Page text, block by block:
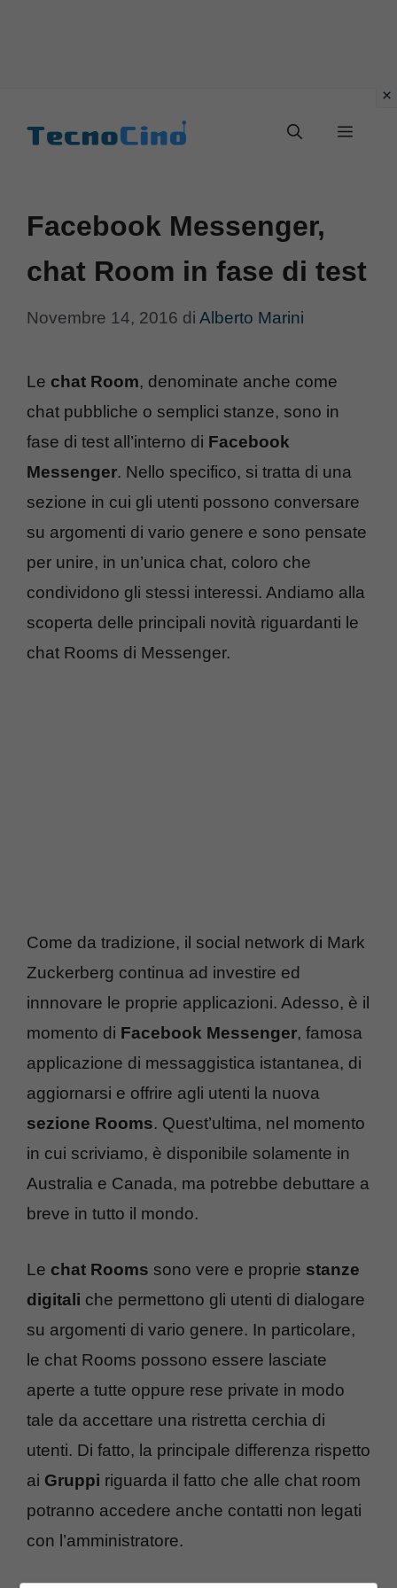
Menu
Facebook Messenger,
chat Room in fase di test
Novembre 14, 2016 di Alberto Marini
Le chat Room, denominate anche come
chat pubbliche o semplici stanze, sono in
fase di test all’interno di Facebook
Messenger. Nello specifico, si tratta di una
sezione in cui gli utenti possono conversare
su argomenti di vario genere e sono pensate
per unire, in un’unica chat, coloro che
condividono gli stessi interessi. Andiamo alla
scoperta delle principali novità riguardanti le
chat Rooms di Messenger.
Come da tradizione, il social network di Mark
Zuckerberg continua ad investire ed
innnovare le proprie applicazioni. Adesso, è il
momento di Facebook Messenger, famosa
applicazione di messaggistica istantanea, di
aggiornarsi e offrire agli utenti la nuova
sezione Rooms. Quest’ultima, nel momento
in cui scriviamo, è disponibile solamente in
Australia e Canada, ma potrebbe debuttare a
breve in tutto il mondo.
Le chat Rooms sono vere e proprie stanze
digitali che permettono gli utenti di dialogare
su argomenti di vario genere. In particolare,
le chat Rooms possono essere lasciate
aperte a tutte oppure rese private in modo
tale da accettare una ristretta cerchia di
utenti. Di fatto, la principale differenza rispetto
ai Gruppi riguarda il fatto che alle chat room
potranno accedere anche contatti non legati
con l’amministratore.